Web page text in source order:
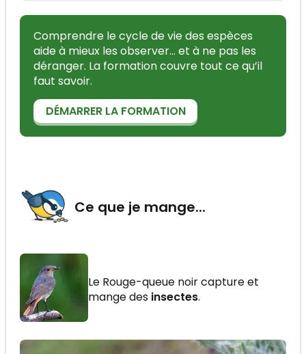
Comprendre le cycle de vie des espèces
aide à mieux les observer... et à ne pas les
déranger. La formation couvre tout ce qu’il
faut savoir.
DÉMARRER LA FORMATION
Ce que je mange...
Le Rouge-queue noir capture et
mange des insectes.